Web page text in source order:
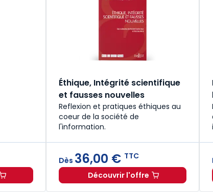
en question(s) à partir deDès15,00 € TTC
Éthique, Intégrité scientifique
et fausses nouvelles
Reflexion et pratiques éthiques au
coeur de la société de
l'information.
Dès 36,00 € TTC
Découvrir l'offreÉthique, Intégrité